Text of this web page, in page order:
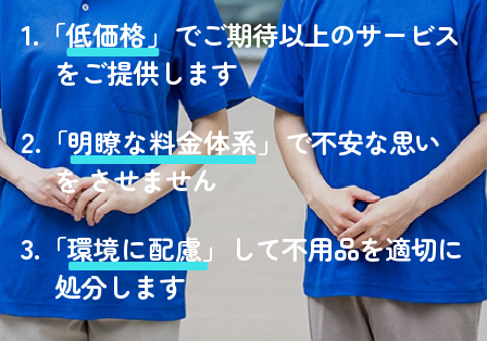
1.「低価格」でご期待以上のサービス
をご提供します
2.「明瞭な料金体系」で不安な思い
を させません
3. 「環境に配慮」
して不用品を適切に
処分します